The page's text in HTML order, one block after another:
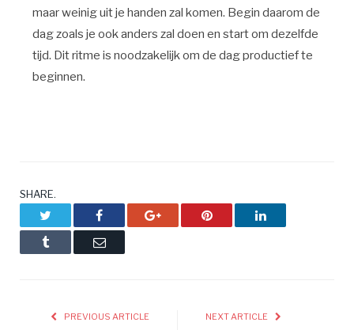
maar weinig uit je handen zal komen. Begin daarom de
dag zoals je ook anders zal doen en start om dezelfde
tijd. Dit ritme is noodzakelijk om de dag productief te
beginnen.
SHARE.
Facebook Google+ Pinterest LinkedIn
Tumblr Email
PREVIOUS ARTICLE NEXT ARTICLE